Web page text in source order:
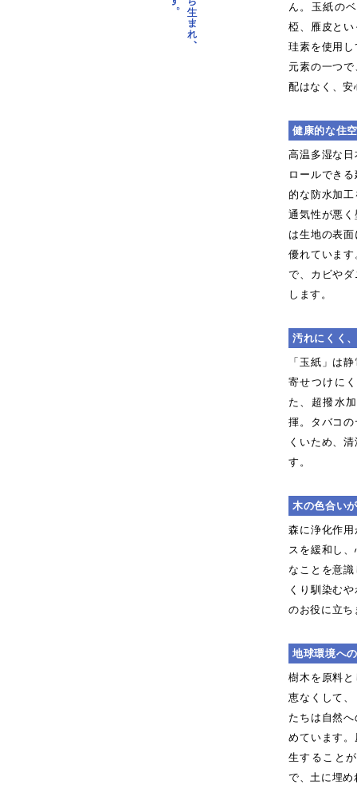
ん。玉紙の
椏、雁皮と
珪素を使用
元素の一つ
配はなく、安
健康的な住
高温多湿な
ロールでき
的な防水加
通気性が悪
は生地の表
優れていま
で、カビや
します。
汚れにくく
「玉紙」は
寄せつけに
た、超撥水
揮。タバコ
くいため、
す。
木の色合い
森に浄化作
スを緩和し
なことを意
くり馴染む
のお役に立ち
地球環境へ
樹木を原料
恵なくして
たちは自然
めています
生すること
で、土に埋め